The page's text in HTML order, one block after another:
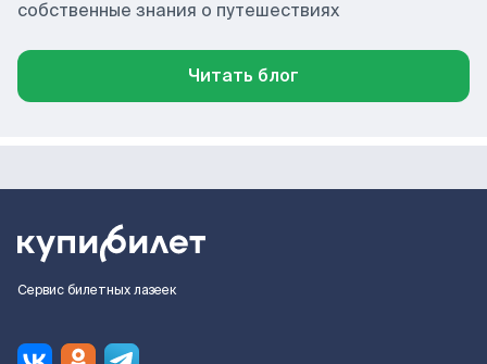
собственные знания о путешествиях
Читать блог
Сервис билетных лазеек